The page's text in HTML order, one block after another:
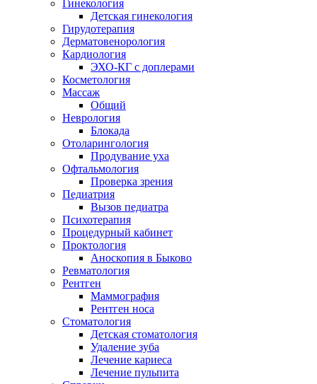
Гинекология
Детская гинекология
Гирудотерапия
Дерматовенорология
Кардиология
ЭХО-КГ с доплерами
Косметология
Массаж
Общий
Неврология
Блокада
Отоларингология
Продувание уха
Офтальмология
Проверка зрения
Педиатрия
Вызов педиатра
Психотерапия
Процедурный кабинет
Проктология
Аноскопия в Быково
Ревматология
Рентген
Маммография
Рентген носа
Стоматология
Детская стоматология
Удаление зуба
Лечение кариеса
Лечение пульпита